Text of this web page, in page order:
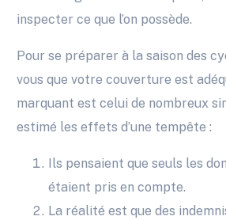
inspecter ce que l’on possède.
Pour se préparer à la saison des
vous que votre couverture est
marquant est celui de nombreux
estimé les effets d’une tempête :
Ils pensaient que seuls les
étaient pris en compte.
La réalité est que des